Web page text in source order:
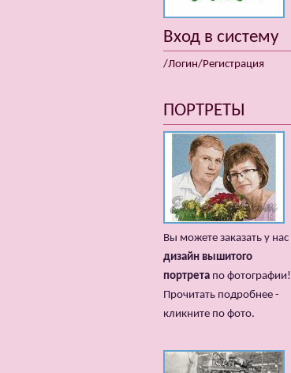
Вход в систему
/Логин/Регистрация
ПОРТРЕТЫ
Вы можете заказать у нас
дизайн вышитого
портрета по фотографии!
Прочитать подробнее -
кликните по фото.